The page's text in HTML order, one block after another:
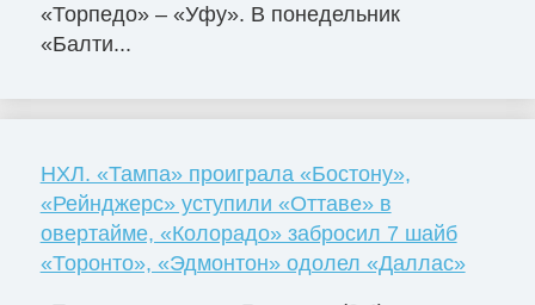
«Торпедо» – «Уфу». В понедельник
«Балти...
НХЛ. «Тампа» проиграла «Бостону»,
«Рейнджерс» уступили «Оттаве» в
овертайме, «Колорадо» забросил 7 шайб
«Торонто», «Эдмонтон» одолел «Даллас»